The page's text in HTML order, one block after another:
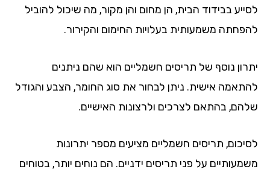
בבידוד הבית, הן מחום והן מקור, מה שיכול להוביל
משמעותית בעלויות החימום והקירור.
נוסף של תריסים חשמליים הוא שהם ניתנים
אישית. ניתן לבחור את סוג החומר, הצבע והגודל
בהתאם לצרכים ולרצונות האישיים.
תריסים חשמליים מציעים מספר יתרונות
על פני תריסים ידניים. הם נוחים יותר, בטוחים